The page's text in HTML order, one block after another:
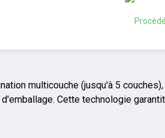
multicouche (jusqu'à 5
Cette technologie